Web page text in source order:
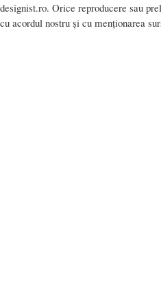
designist.ro. Orice reproducere sau
cu acordul nostru și cu menționarea